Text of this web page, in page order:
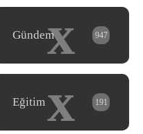
x
Gündem 947
x
Eğitim 191